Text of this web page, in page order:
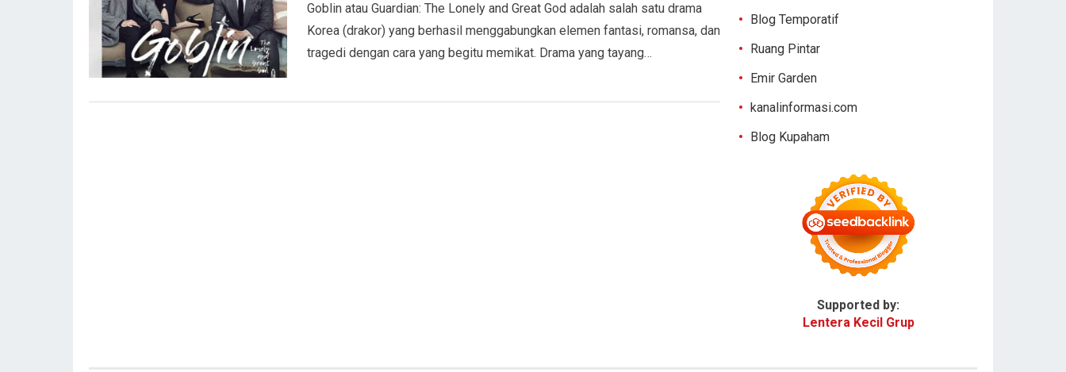
Goblin atau Guardian: The Lonely and Great God adalah salah satu drama
Korea (drakor) yang berhasil menggabungkan elemen fantasi, romansa, dan
tragedi dengan cara yang begitu memikat. Drama yang tayang…
Blog Temporatif
Ruang Pintar
Emir Garden
kanalinformasi.com
Blog Kupaham
Supported by:
Lentera Kecil Grup